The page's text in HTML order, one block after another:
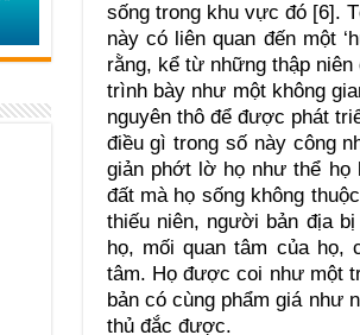
sống trong khu vực đó [6].
này có liên quan đến một
rằng, kể từ những thập
trình bày như một không
nguyên thô để được phát
điều gì trong số này công
giản phớt lờ họ như thể họ
đất mà họ sống không
thiếu niên, người bản địa
họ, mối quan tâm của họ,
tâm. Họ được coi như một
bản có cùng phẩm giá như
thủ đắc được.